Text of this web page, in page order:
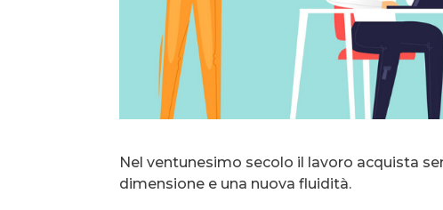
Nel ventunesimo secolo il lavoro acquista
dimensione e una nuova fluidità.